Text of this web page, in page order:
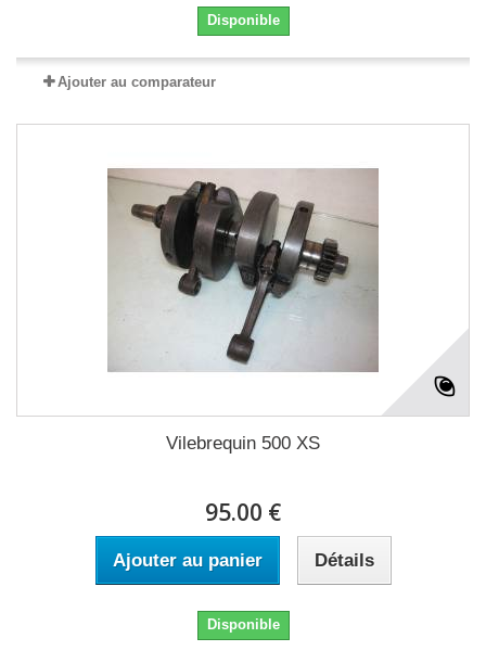
Disponible
Ajouter au comparateur
Vilebrequin 500 XS
95.00 €
Ajouter au panier Détails
Disponible